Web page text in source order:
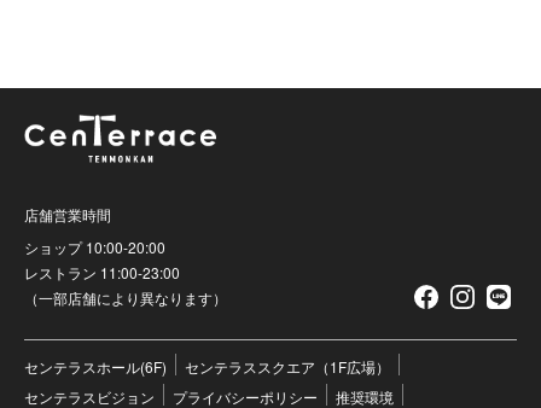
店舗営業時間
ショップ 10:00-20:00
レストラン 11:00-23:00
（一部店舗により異なります）
センテラスホール(6F)
センテラススクエア（1F広場）
センテラスビジョン
プライバシーポリシー 推奨環境